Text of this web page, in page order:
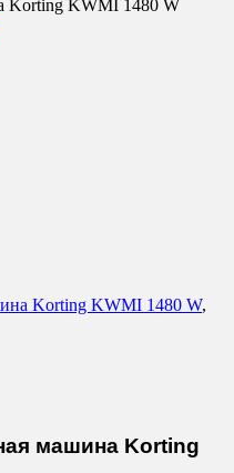
Korting KWMI 1480 W
Korting KWMI 1480 W,
машина Korting